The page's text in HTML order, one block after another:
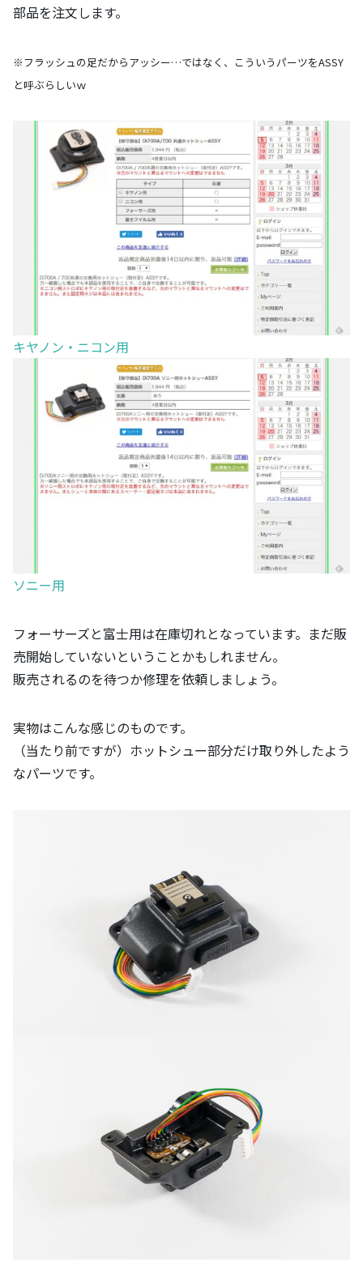
部品を注文します。
※フラッシュの足だからアッシー…ではなく、こういうパーツをASSY
と呼ぶらしいｗ
キヤノン・ニコン用
ソニー用
フォーサーズと富士用は在庫切れとなっています。まだ販
売開始していないということかもしれません。
販売されるのを待つか修理を依頼しましょう。
実物はこんな感じのものです。
（当たり前ですが）ホットシュー部分だけ取り外したよう
なパーツです。